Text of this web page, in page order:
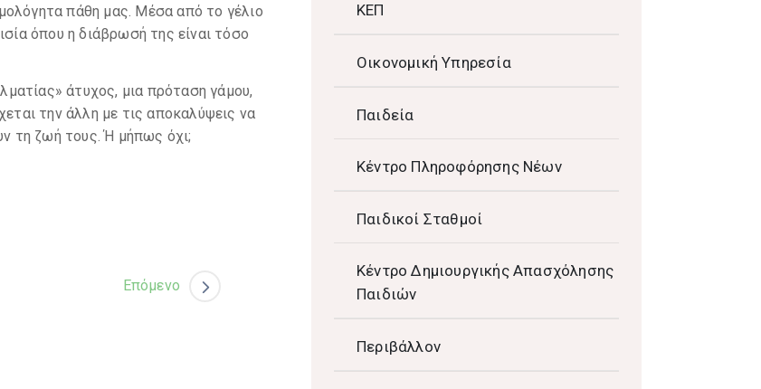
πάθη μας. Μέσα από το γέλιο
όπου η διάβρωσή της είναι τόσο
άτυχος, μια πρόταση γάμου,
την άλλη με τις αποκαλύψεις να
τη ζωή τους. Ή μήπως όχι;
Επόμενο
ΚΕΠ
Οικονομική Υπηρεσία
Παιδεία
Κέντρο Πληροφόρησης Νέων
Παιδικοί Σταθμοί
Κέντρο Δημιουργικής Απασχόλησης
Παιδιών
Περιβάλλον